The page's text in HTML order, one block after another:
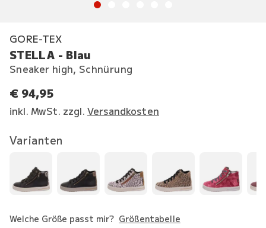
GORE-TEX
STELLA - Blau
Sneaker high, Schnürung
€ 94,95
inkl. MwSt. zzgl. Versandkosten
Varianten
Welche Größe passt mir? Größentabelle